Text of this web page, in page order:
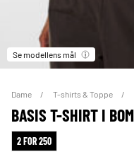
Se modellens mål
Dame T-shirts & Toppe
BASIS T-SHIRT I
2 FOR 250